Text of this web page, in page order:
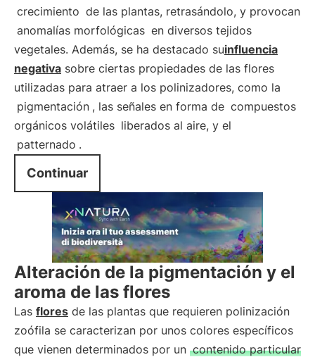
crecimiento de las plantas, retrasándolo, y provocan
anomalías morfológicas en diversos tejidos
vegetales. Además, se ha destacado suinfluencia
negativa sobre ciertas propiedades de las flores
utilizadas para atraer a los polinizadores, como la
pigmentación , las señales en forma de compuestos
orgánicos volátiles liberados al aire, y el
patternado .
Continuar
Alteración de la pigmentación y el
aroma de las flores
Las flores de las plantas que requieren polinización
zoófila se caracterizan por unos colores específicos
que vienen determinados por un contenido particular